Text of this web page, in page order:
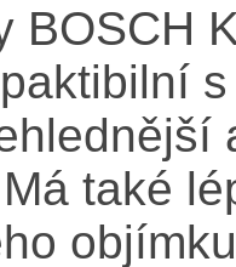
BOSCH
také